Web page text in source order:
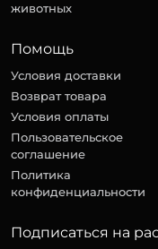
животных
Помощь
Условия доставки
Возврат товара
Условия оплаты
Пользовательское
соглашение
Политика
конфиденциальности
Подписаться на